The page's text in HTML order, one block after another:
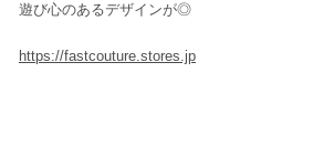
遊び心のあるデザインが◎
https://fastcouture.stores.jp